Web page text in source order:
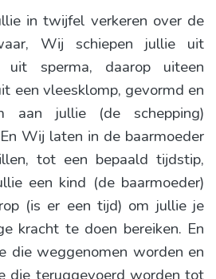
in twijfel verkeren over de
Wij schiepen jullie uit
uit sperma, daarop uiteen
een vleesklomp, gevormd en
aan jullie (de schepping)
Wij laten in de baarmoeder
tot een bepaald tijdstip,
een kind (de baarmoeder)
(is er een tijd) om jullie je
kracht te doen bereiken. En
die weggenomen worden en